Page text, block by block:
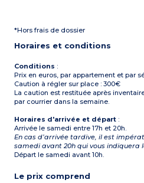
*Hors frais de dossier
Horaires et conditions
Conditions :
Prix en euros, par appartement et par
Caution à régler sur place : 300€
La caution est restituée après
par courrier dans la semaine.
Horaires d'arrivée et départ :
Arrivée le samedi entre 17h et 20h.
En cas d’arrivée tardive, il est
samedi avant 20h qui vous indiquera
Départ le samedi avant 10h.
Le prix comprend